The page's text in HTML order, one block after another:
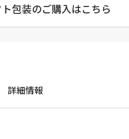
包装のご購入はこちら
詳細情報